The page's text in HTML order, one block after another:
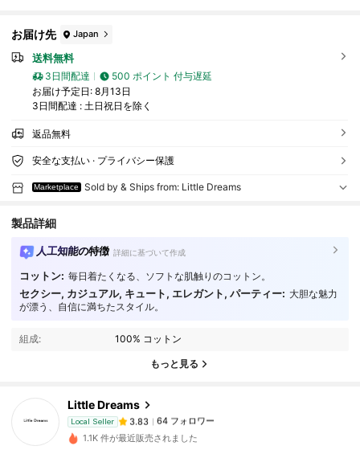
お届け先 Japan
送料無料
3日間配達
500 ポイント 付与遅延
お届け予定日: 8月13日
3日間配達 : 土日祝日を除く
返品無料
安全な支払い · プライバシー保護
Marketplace Sold by & Ships from: Little Dreams
製品詳細
人工知能の特徴 詳細に基づいて作成
コットン: 毎日着たくなる、ソフトな肌触りのコットン。
セクシー, カジュアル, キュート, エレガント, パーティー: 大胆な魅力
が漂う、自信に満ちたスタイル。
組成: 100% コットン
もっと見る
Little Dreams
Local Seller
3.83 64 フォロワー
3.83
n***7は1日前 に購入しました
1.1K 件が最近販売されました